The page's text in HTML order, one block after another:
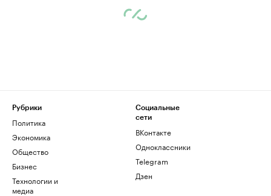
Рубрики
Политика
Экономика
Общество
Бизнес
Технологии и
медиа
Социальные
сети
ВКонтакте
Одноклассники
Telegram
Дзен